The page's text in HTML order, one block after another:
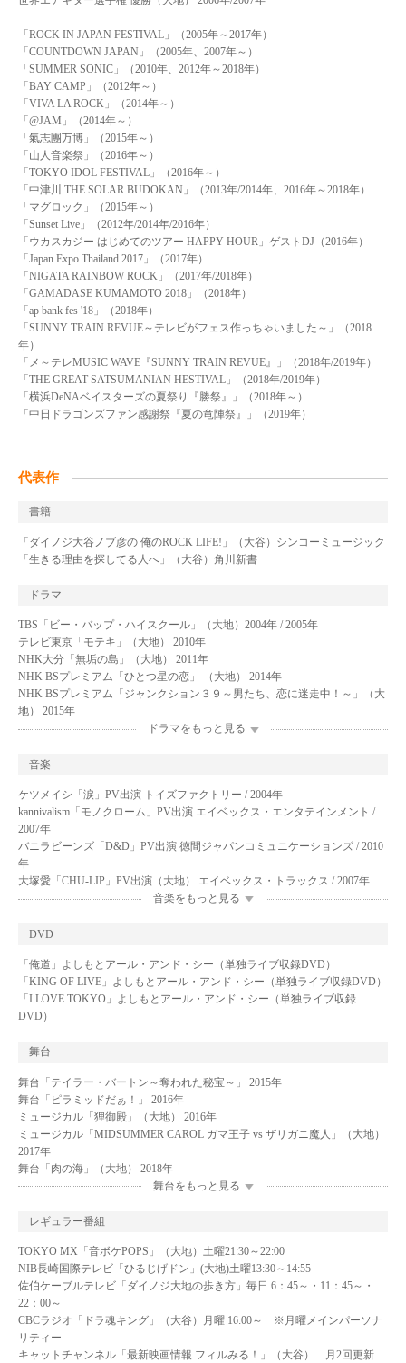
「ROCK IN JAPAN FESTIVAL」（2005年～2017年）
「COUNTDOWN JAPAN」（2005年、2007年～）
「SUMMER SONIC」（2010年、2012年～2018年）
「BAY CAMP」（2012年～）
「VIVA LA ROCK」（2014年～）
「@JAM」（2014年～）
「氣志團万博」（2015年～）
「山人音楽祭」（2016年～）
「TOKYO IDOL FESTIVAL」（2016年～）
「中津川 THE SOLAR BUDOKAN」（2013年/2014年、2016年～2018年）
「マグロック」（2015年～）
「Sunset Live」（2012年/2014年/2016年）
「ウカスカジー はじめてのツアー HAPPY HOUR」ゲストDJ（2016年）
「Japan Expo Thailand 2017」（2017年）
「NIGATA RAINBOW ROCK」（2017年/2018年）
「GAMADASE KUMAMOTO 2018」（2018年）
「ap bank fes '18」（2018年）
「SUNNY TRAIN REVUE～テレビがフェス作っちゃいました～」（2018
年）
「メ～テレMUSIC WAVE『SUNNY TRAIN REVUE』」（2018年/2019年）
「THE GREAT SATSUMANIAN HESTIVAL」（2018年/2019年）
「横浜DeNAベイスターズの夏祭り『勝祭』」（2018年～）
「中日ドラゴンズファン感謝祭『夏の竜陣祭』」（2019年）
代表作
書籍
「ダイノジ大谷ノブ彦の 俺のROCK LIFE!」（大谷）シンコーミュージック
「生きる理由を探してる人へ」（大谷）角川新書
ドラマ
TBS「ビー・バップ・ハイスクール」（大地）2004年 / 2005年
テレビ東京「モテキ」（大地） 2010年
NHK大分「無垢の島」（大地） 2011年
NHK BSプレミアム「ひとつ星の恋」 （大地） 2014年
NHK BSプレミアム「ジャンクション３９～男たち、恋に迷走中！～」（大
地） 2015年
ドラマをもっと見る
音楽
ケツメイシ「涙」PV出演 トイズファクトリー / 2004年
kannivalism「モノクローム」PV出演 エイベックス・エンタテインメント /
2007年
バニラビーンズ「D&D」PV出演 徳間ジャパンコミュニケーションズ / 2010
年
大塚愛「CHU-LIP」PV出演（大地） エイベックス・トラックス / 2007年
音楽をもっと見る
DVD
「俺道」よしもとアール・アンド・シー（単独ライブ収録DVD）
「KING OF LIVE」よしもとアール・アンド・シー（単独ライブ収録DVD）
「I LOVE TOKYO」よしもとアール・アンド・シー（単独ライブ収録
DVD）
舞台
舞台「テイラー・バートン～奪われた秘宝～」 2015年
舞台「ピラミッドだぁ！」 2016年
ミュージカル「狸御殿」（大地） 2016年
ミュージカル「MIDSUMMER CAROL ガマ王子 vs ザリガニ魔人」（大地）
2017年
舞台「肉の海」（大地） 2018年
舞台をもっと見る
レギュラー番組
TOKYO MX「音ボケPOPS」（大地）土曜21:30～22:00
NIB長崎国際テレビ「ひるじげドン」(大地)土曜13:30～14:55
佐伯ケーブルテレビ「ダイノジ大地の歩き方」毎日 6：45～・11：45～・
22：00～
CBCラジオ「ドラ魂キング」（大谷）月曜 16:00～ ※月曜メインパーソナ
リティー
キャットチャンネル「最新映画情報 フィルみる！」（大谷） 月2回更新